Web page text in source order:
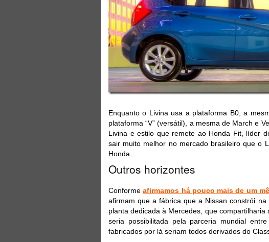
Enquanto o Livina usa a plataforma B0, a
plataforma “V” (versátil), a mesma de March e
Livina e estilo que remete ao Honda Fit, líder
sair muito melhor no mercado brasileiro que o
Honda.
Outros horizontes
Conformeafirmamos há pouco mais de um
afirmam que a fábrica que a Nissan constrói
planta dedicada à Mercedes, que
seria possibilitada pela parceria mundial
fabricados por lá seriam todos derivados do